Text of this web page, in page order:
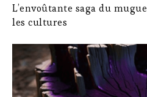
L’envoûtante saga du
les cultures